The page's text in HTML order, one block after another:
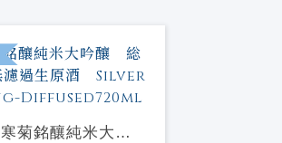
寒菊銘釀純米大吟